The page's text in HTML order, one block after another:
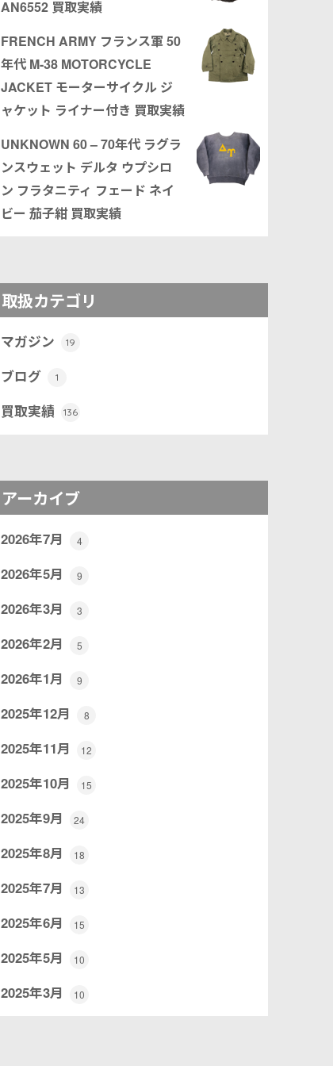
AN6552 買取実績
FRENCH ARMY フランス軍 50
年代 M-38 MOTORCYCLE
JACKET モーターサイクル ジ
ャケット ライナー付き 買取実績
UNKNOWN 60 – 70年代 ラグラ
ンスウェット デルタ ウプシロ
ン フラタニティ フェード ネイ
ビー 茄子紺 買取実績
取扱カテゴリ
マガジン 19
ブログ 1
買取実績 136
アーカイブ
2026年7月 4
2026年5月 9
2026年3月 3
2026年2月 5
2026年1月 9
2025年12月 8
2025年11月 12
2025年10月 15
2025年9月 24
2025年8月 18
2025年7月 13
2025年6月 15
2025年5月 10
2025年3月 10